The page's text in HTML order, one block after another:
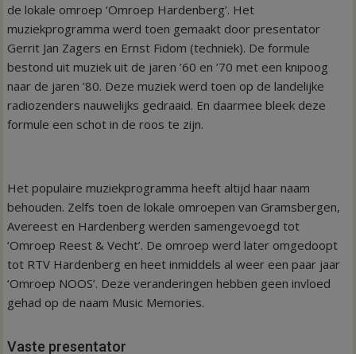
de lokale omroep ‘Omroep Hardenberg’. Het
muziekprogramma werd toen gemaakt door presentator
Gerrit Jan Zagers en Ernst Fidom (techniek). De formule
bestond uit muziek uit de jaren ’60 en ’70 met een knipoog
naar de jaren ’80. Deze muziek werd toen op de landelijke
radiozenders nauwelijks gedraaid. En daarmee bleek deze
formule een schot in de roos te zijn.
Het populaire muziekprogramma heeft altijd haar naam
behouden. Zelfs toen de lokale omroepen van Gramsbergen,
Avereest en Hardenberg werden samengevoegd tot
‘Omroep Reest & Vecht’. De omroep werd later omgedoopt
tot RTV Hardenberg en heet inmiddels al weer een paar jaar
‘Omroep NOOS’. Deze veranderingen hebben geen invloed
gehad op de naam Music Memories.
Vaste presentator